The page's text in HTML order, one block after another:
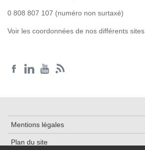
0 808 807 107 (numéro non surtaxé)
Voir les coordonnées de nos différents sites
Mentions légales
Plan du site